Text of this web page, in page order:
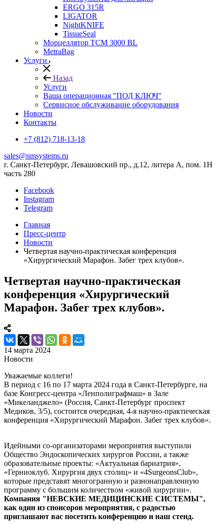
ERGO 315R
LIGATOR
NightKNIFE
TissueSeal
Морцеллятор ТСМ 3000 BL
MetraBag
Услуги
Назад
Услуги
Ваша операционная "ПОД КЛЮЧ"
Сервисное обслуживание оборудования
Новости
Контакты
+7 (812) 718-13-18
sales@nmsystems.ru
г. Санкт-Петербург, Левашовский пр., д.12, литера А, пом. 1Н
часть 280
Facebook
Instagram
Telegram
Главная
Пресс-центр
Новости
Четвертая научно-практическая конференция
«Хирургический Марафон. Забег трех клубов».
Четвертая научно-практическая
конференция «Хирургический
Марафон. Забег трех клубов».
14 марта 2024
Новости
Уважаемые коллеги!
В период с 16 по 17 марта 2024 года в Санкт-Петербурге, на
базе Конгресс-центра «Ленполиграфмаш» в Зале
«Микеланджело» (Россия, Санкт-Петербург проспект
Медиков, 3/5), состоится очередная, 4-я научно-практическая
конференция «Хирургический Марафон. Забег трех клубов».
Идейными со-организаторами мероприятия выступили
Общество Эндоскопических хирургов России, а также
образовательные проекты: «Актуальная бариатрия»,
«Герниоклуб. Хирургия двух столиц» и «4SurgeonsClub»,
которые представят многогранную и разнонаправленную
программу с большим количеством «живой хирургии».
Компания "НЕВСКИЕ МЕДИЦИНСКИЕ СИСТЕМЫ",
как один из спонсоров мероприятия, с радостью
приглашают вас посетить конференцию и наш стенд.